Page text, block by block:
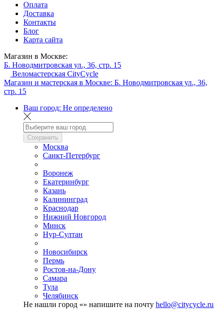
Оплата
Доставка
Контакты
Блог
Карта сайта
Магазин в Москве:
Б. Новодмитровская ул., 36, стр. 15
Веломастерская CityCycle
Магазин и мастерская в Москве: Б. Новодмитровская ул., 36,
стр. 15
Ваш город: Не определено
Сохранить
Москва
Санкт-Петербург
Воронеж
Екатеринбург
Казань
Калининград
Краснодар
Нижний Новгород
Минск
Нур-Султан
Новосибирск
Пермь
Ростов-на-Дону
Самара
Тула
Челябинск
Не нашли город «» напишите на почту hello@citycycle.ru